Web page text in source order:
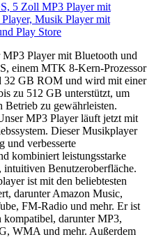
5 Zoll MP3 Player mit
Musik Player mit
Play Store
Player mit Bluetooth und
einem MTK 8-Kern-Prozessor
GB ROM und wird mit einer
zu 512 GB unterstützt, um
Betrieb zu gewährleisten.
MP3 Player läuft jetzt mit
Dieser Musikplayer
und verbesserte
kombiniert leistungsstarke
Benutzeroberfläche.
ist mit den beliebtesten
darunter Amazon Music,
FM-Radio und mehr. Er ist
darunter MP3,
WMA und mehr. Außerdem